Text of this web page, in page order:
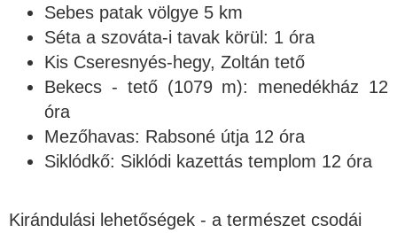
Sebes patak völgye 5 km
Séta a szováta-i tavak körül: 1 óra
Kis Cseresnyés-hegy, Zoltán tető
Bekecs - tető (1079 m): menedékház 12
óra
Mezőhavas: Rabsoné útja 12 óra
Siklódkő: Siklódi kazettás templom 12 óra
Kirándulási lehetőségek - a természet csodái